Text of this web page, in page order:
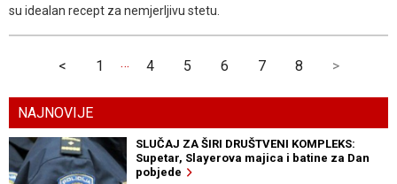
su idealan recept za nemjerljivu stetu.
< 1 … 4 5 6 7 8 >
NAJNOVIJE
SLUČAJ ZA ŠIRI DRUŠTVENI KOMPLEKS:
Supetar, Slayerova majica i batine za Dan
pobjede